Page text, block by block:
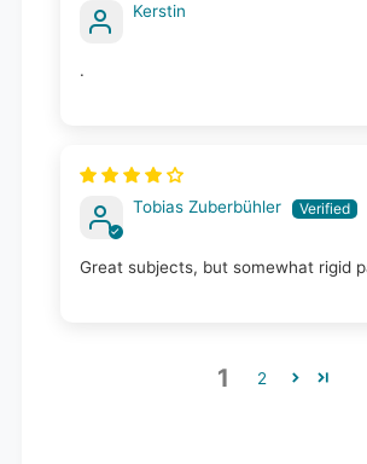
Kerstin
.
Tobias Zuberbühler
Great subjects, but somewhat rigid
1 2